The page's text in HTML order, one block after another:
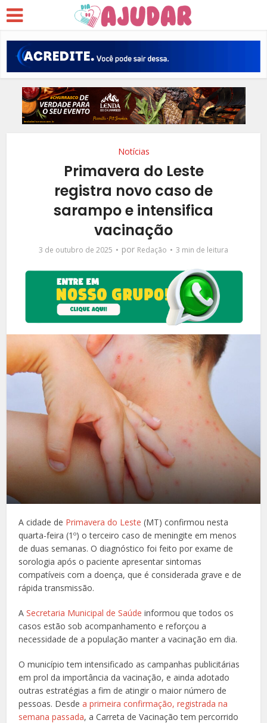
Notícias
Primavera do Leste
registra novo caso de
sarampo e intensifica
vacinação
3 de outubro de 2025 por Redação 3 min de leitura
A cidade de Primavera do Leste(MT) confirmou nesta
quarta-feira (1º) o terceiro caso de meningite em menos
de duas semanas. O diagnóstico foi feito por exame de
sorologia após o paciente apresentar sintomas
compatíveis com a doença, que é considerada grave e de
rápida transmissão.
ASecretaria Municipal de Saúde informou que todos os
casos estão sob acompanhamento e reforçou a
necessidade de a população manter a vacinação em dia.
O município tem intensificado as campanhas publicitárias
em prol da importância da vacinação, e ainda adotado
outras estratégias a fim de atingir o maior número de
pessoas. Desde a primeira confirmação, registrada na
semana passada, a Carreta de Vacinação tem percorrido